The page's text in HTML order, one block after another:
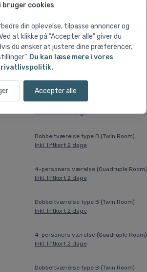
bruger cookies
din oplevelse, tilpasse annoncer og
at klikke på ”Accepter alle” giver du
du ønsker at justere dine præferencer,
Du kan læse mere i vores
Accepter alle
Dobbeltværelse type B (Twin Room)
4-personers værelse (Quadruple Room)
Inkl. liftkort 2 dage
Dobbeltværelse type B (Twin Room)
Inkl. liftkort 2 dage
4-personers værelse (Quadruple Room)
Inkl. liftkort 2 dage
Dobbeltværelse type B (Twin Room)
Inkl. liftkort 2 dage
4-personers værelse (Quadruple Room)
Inkl. liftkort 2 dage
Dobbeltværelse type B (Twin Room)
Inkl. liftkort 2 dage
4-personers værelse (Quadruple Room)
Inkl. liftkort 2 dage
Dobbeltværelse type B (Twin Room)